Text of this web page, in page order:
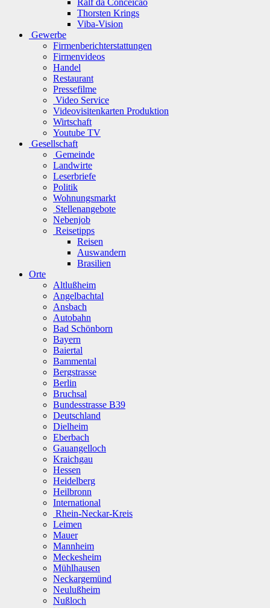
Ralf da Conceicao
Thorsten Krings
Viba-Vision
Gewerbe
Firmenberichterstattungen
Firmenvideos
Handel
Restaurant
Pressefilme
Video Service
Videovisitenkarten Produktion
Wirtschaft
Youtube TV
Gesellschaft
Gemeinde
Landwirte
Leserbriefe
Politik
Wohnungsmarkt
Stellenangebote
Nebenjob
Reisetipps
Reisen
Auswandern
Brasilien
Orte
Altlußheim
Angelbachtal
Ansbach
Autobahn
Bad Schönborn
Bayern
Baiertal
Bammental
Bergstrasse
Berlin
Bruchsal
Bundesstrasse B39
Deutschland
Dielheim
Eberbach
Gauangelloch
Kraichgau
Hessen
Heidelberg
Heilbronn
International
Rhein-Neckar-Kreis
Leimen
Mauer
Mannheim
Meckesheim
Mühlhausen
Neckargemünd
Neulußheim
Nußloch